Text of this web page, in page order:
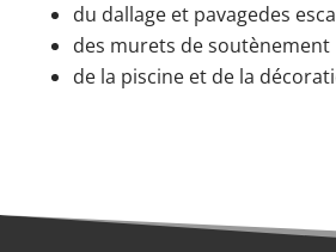
du dallage et pavagedes
des murets de soutènement
de la piscine et de la